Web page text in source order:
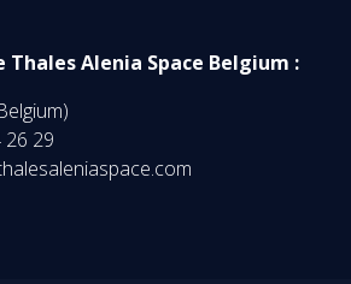
Thales Alenia Space Belgium :
26 29